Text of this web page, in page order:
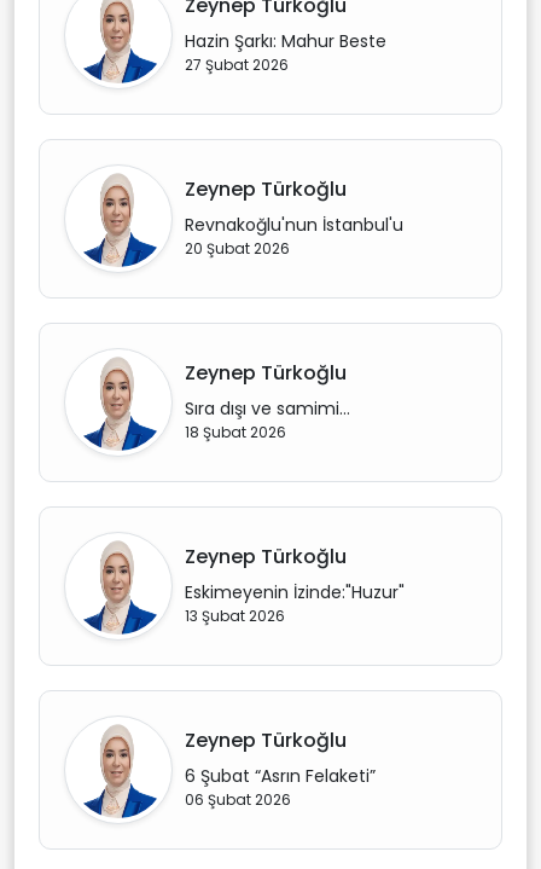
Hazin Şarkı: Mahur Beste
27 Şubat 2026
Zeynep Türkoğlu
Revnakoğlu'nun İstanbul'u
20 Şubat 2026
Zeynep Türkoğlu
Sıra dışı ve samimi…
18 Şubat 2026
Zeynep Türkoğlu
Eskimeyenin İzinde:"Huzur"
13 Şubat 2026
Zeynep Türkoğlu
6 Şubat “Asrın Felaketi”
06 Şubat 2026